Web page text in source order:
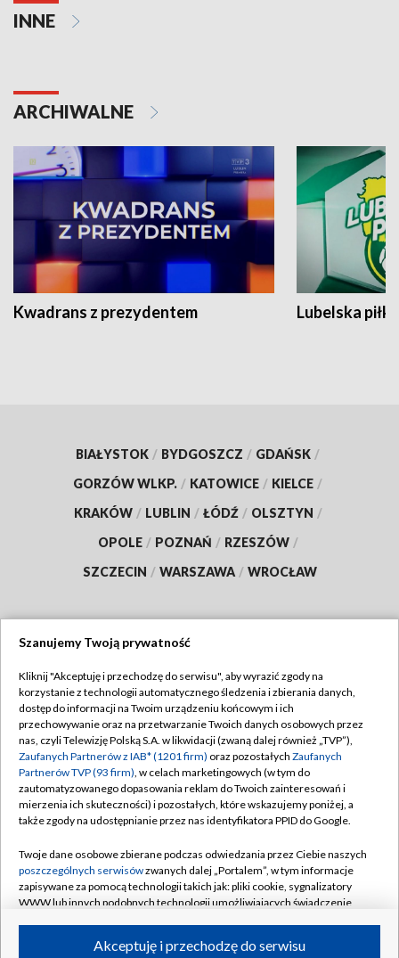
INNE
ARCHIWALNE
Kwadrans z prezydentem Lubelska piłka
BIAŁYSTOK / BYDGOSZCZ / GDAŃSK /
GORZÓW WLKP. / KATOWICE / KIELCE /
KRAKÓW / LUBLIN / ŁÓDŹ / OLSZTYN /
OPOLE / POZNAŃ / RZESZÓW /
SZCZECIN / WARSZAWA / WROCŁAW
TVP
Abonament TVP
Emisja w TVP
Centrum informacji TVP
Naziemna Telewizja Cyfrowa
Rada Programowa
System NOS
Informacje o nadawcy
Program dla prasy
Regulamin TVP
Polityka prywatności
Moje zgody
Pomoc
Kontakt
Kanały
Szanujemy Twoją prywatność
Kliknij "Akceptuję i przechodzę do serwisu", aby wyrazić zgody na
korzystanie z technologii automatycznego śledzenia i zbierania danych,
dostęp do informacji na Twoim urządzeniu końcowym i ich
przechowywanie oraz na przetwarzanie Twoich danych osobowych przez
nas, czyli Telewizję Polską S.A. w likwidacji (zwaną dalej również „TVP”),
Zaufanych Partnerów z IAB* (1201 firm) oraz pozostałych Zaufanych
Partnerów TVP (93 firm), w celach marketingowych (w tym do
zautomatyzowanego dopasowania reklam do Twoich zainteresowań i
mierzenia ich skuteczności) i pozostałych, które wskazujemy poniżej, a
także zgody na udostępnianie przez nas identyfikatora PPID do Google.
Twoje dane osobowe zbierane podczas odwiedzania przez Ciebie naszych
poszczególnych serwisówzwanych dalej „Portalem”, w tym informacje
zapisywane za pomocą technologii takich jak: pliki cookie, sygnalizatory
WWW lub innych podobnych technologii umożliwiających świadczenie
ruchu w Internecie.Akceptuję i przechodzę do serwisu